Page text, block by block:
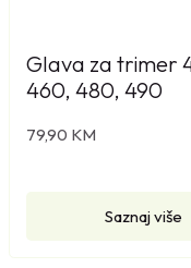
Glava za trimer
460, 480, 490
79,90 KM
Saznaj više